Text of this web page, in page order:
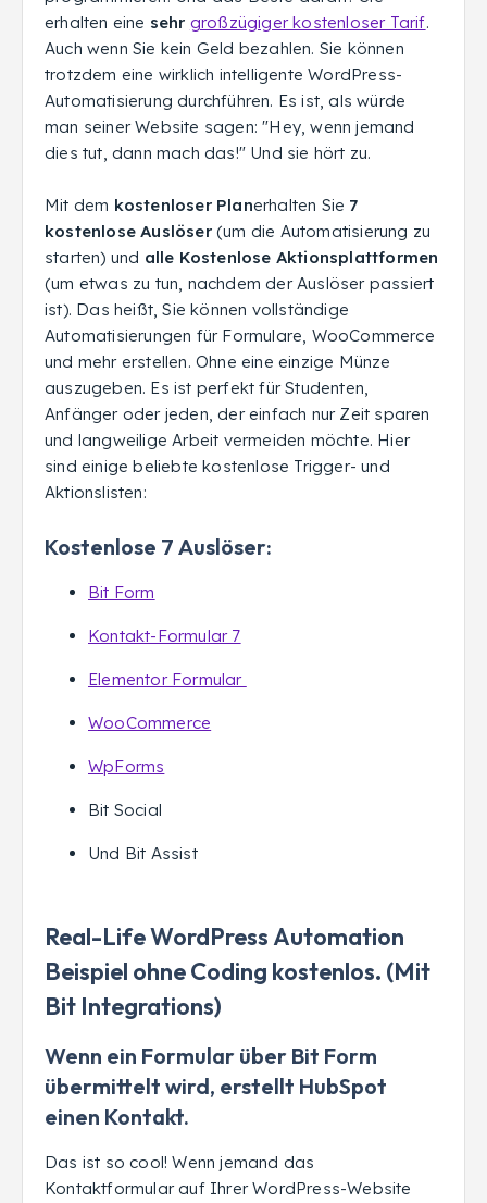
erhalten eine sehr großzügiger kostenloser Tarif.
Auch wenn Sie kein Geld bezahlen. Sie können
trotzdem eine wirklich intelligente WordPress-
Automatisierung durchführen. Es ist, als würde
man seiner Website sagen: "Hey, wenn jemand
dies tut, dann mach das!" Und sie hört zu.
Mit dem kostenloser Planerhalten Sie 7
kostenlose Auslöser(um die Automatisierung zu
starten) und alle Kostenlose Aktionsplattformen
(um etwas zu tun, nachdem der Auslöser passiert
ist). Das heißt, Sie können vollständige
Automatisierungen für Formulare, WooCommerce
und mehr erstellen. Ohne eine einzige Münze
auszugeben. Es ist perfekt für Studenten,
Anfänger oder jeden, der einfach nur Zeit sparen
und langweilige Arbeit vermeiden möchte. Hier
sind einige beliebte kostenlose Trigger- und
Aktionslisten:
Kostenlose 7 Auslöser:
Bit Form
Kontakt-Formular 7
Elementor Formular
WooCommerce
WpForms
Bit Social
Und Bit Assist
Real-Life WordPress Automation
Beispiel ohne Coding kostenlos. (Mit
Bit Integrations)
Wenn ein Formular über Bit Form
übermittelt wird, erstellt HubSpot
einen Kontakt.
Das ist so cool! Wenn jemand das
Kontaktformular auf Ihrer WordPress-Website